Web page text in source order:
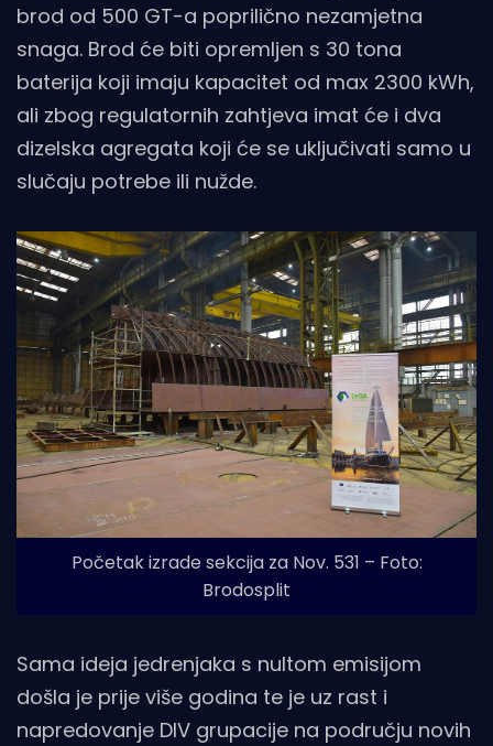
brod od 500 GT-a poprilično nezamjetna
snaga. Brod će biti opremljen s 30 tona
baterija koji imaju kapacitet od max 2300 kWh,
ali zbog regulatornih zahtjeva imat će i dva
dizelska agregata koji će se uključivati samo u
slučaju potrebe ili nužde.
Početak izrade sekcija za Nov. 531 – Foto:
Brodosplit
Sama ideja jedrenjaka s nultom emisijom
došla je prije više godina te je uz rast i
napredovanje DIV grupacije na području novih